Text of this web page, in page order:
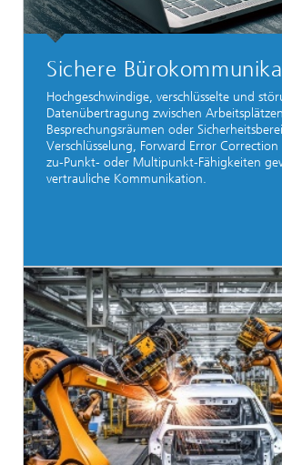
Sichere
Hochgeschwindige, verschlüsselte und
Datenübertragung zwischen
Besprechungsräumen oder
Verschlüsselung, Forward Error
zu-Punkt- oder Multipunkt-Fähigkeiten
vertrauliche Kommunikation.